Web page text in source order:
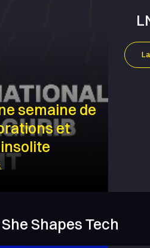
semaine de
et
Shapes Tech